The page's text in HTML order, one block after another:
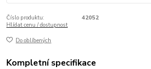
Číslo produktu:
42052
Hlídat cenu / dostupnost
Do oblíbených
Kompletní specifikace